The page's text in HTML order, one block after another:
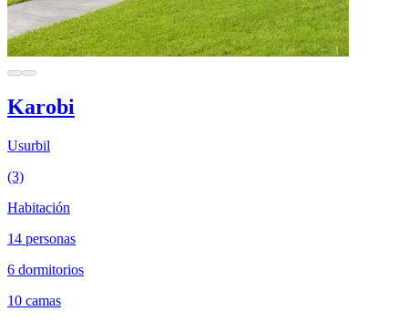
Karobi
Usurbil
(3)
Habitación
14 personas
6 dormitorios
10 camas